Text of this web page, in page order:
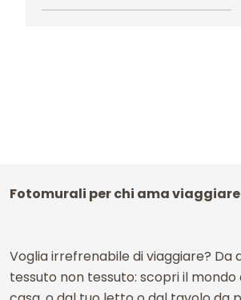
Fotomurali per chi ama
Voglia irrefrenabile di viaggiare? Da
tessuto non tessuto: scopri il